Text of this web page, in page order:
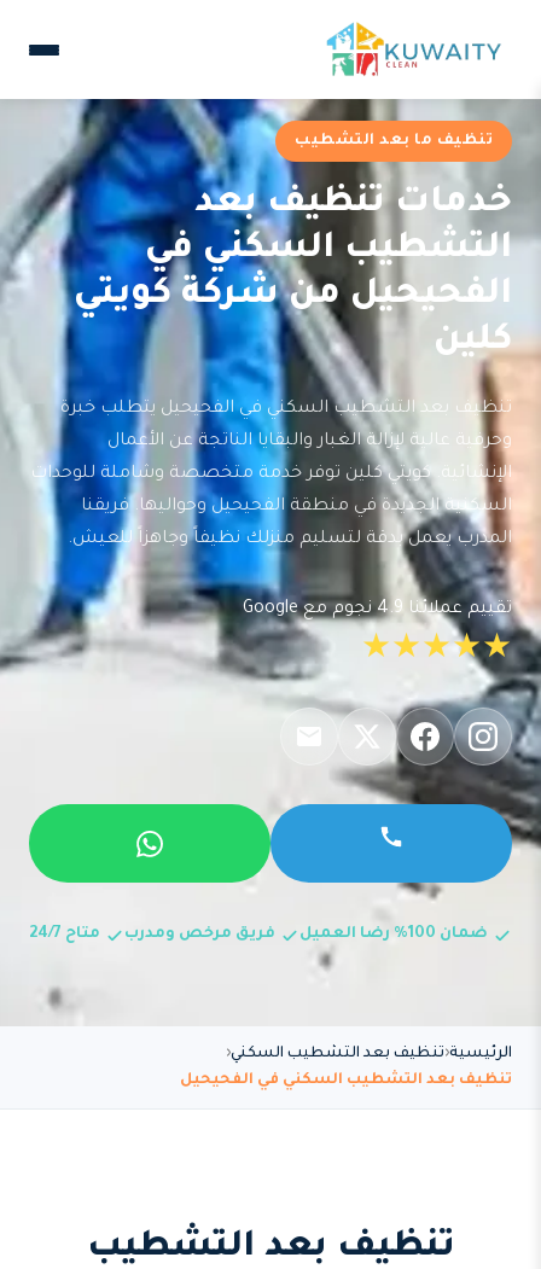
تنظيف ما بعد التشطيب
خدمات تنظيف بعد
التشطيب السكني في
الفحيحيل من شركة كويتي
كلين
تنظيف بعد التشطيب السكني في الفحيحيل يتطلب خبرة
وحرفية عالية لإزالة الغبار والبقايا الناتجة عن الأعمال
الإنشائية. كويتي كلين توفر خدمة متخصصة وشاملة للوحدات
السكنية الجديدة في منطقة الفحيحيل وحواليها. فريقنا
المدرب يعمل بدقة لتسليم منزلك نظيفاً وجاهزاً للعيش.
تقييم عملائنا 4.9 نجوم مع Google
★★★★★
ضمان 100% رضا العميل فريق مرخص ومدرب متاح 24/7
الرئيسية تنظيف بعد التشطيب السكني
تنظيف بعد التشطيب السكني في الفحيحيل
تنظيف بعد التشطيب